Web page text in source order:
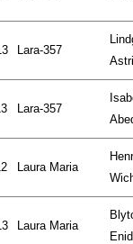
Lara-357
Lara-357
Laura Maria
Laura Maria
Enid